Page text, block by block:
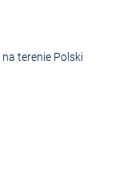
terenie Polski